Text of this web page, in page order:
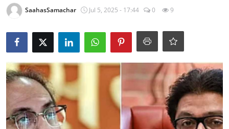
Epaper
धर्म
लाइफस्टाइल
टेक
SaahasSamachar Jul 5, 2025 - 17:44 0 9